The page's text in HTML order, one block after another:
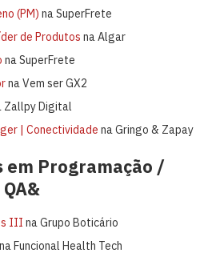
(PM) na SuperFrete
de Produtos na Algar
na SuperFrete
na Vem ser GX2
Zallpy Digital
| Conectividade na Gringo & Zapay
em Programação /
III na Grupo Boticário
na Funcional Health Tech